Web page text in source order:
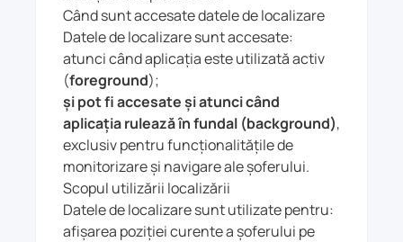
Când sunt accesate datele de localizare
Datele de localizare sunt accesate:
atunci când aplicația este utilizată activ
(foreground);
și pot fi accesate și atunci când
aplicația rulează în fundal (background),
exclusiv pentru funcționalitățile de
monitorizare și navigare ale șoferului.
Scopul utilizării localizării
Datele de localizare sunt utilizate pentru:
afișarea poziției curente a șoferului pe